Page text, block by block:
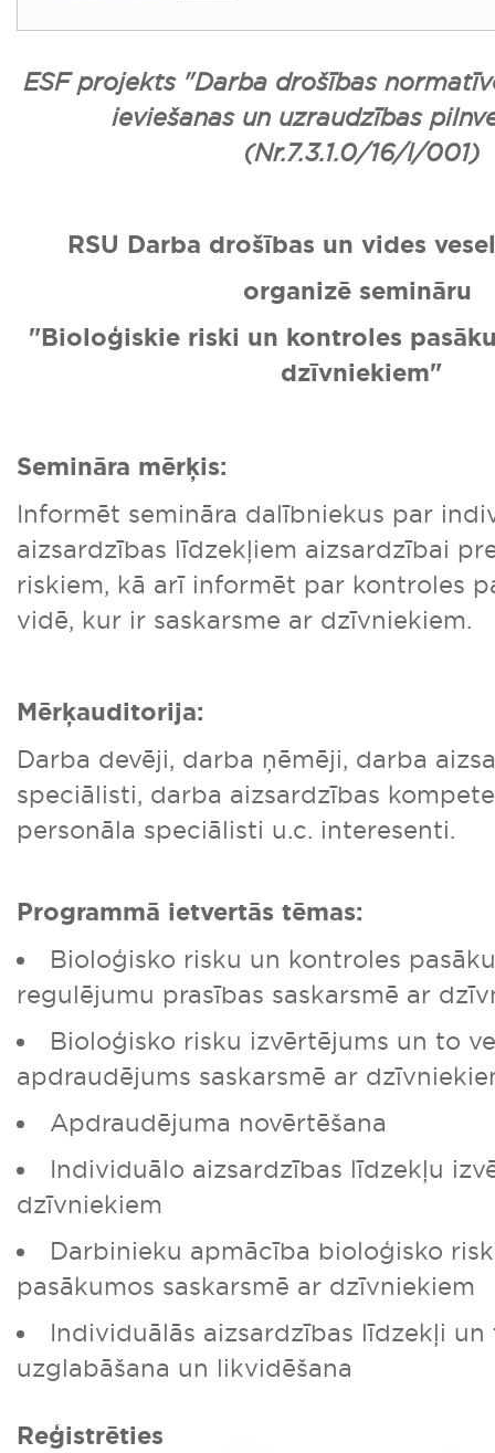
ESF projekts "Darba drošības
ieviešanas un uzraudzības
(Nr.7.3.1.0/16/I/001)
RSU Darba drošības un vides
organizē semināru
"Bioloģiskie riski un kontroles
dzīvniekiem"
Semināra mērķis:
Informēt semināra dalībniekus par
aizsardzības līdzekļiem aizsardzībai
riskiem, kā arī informēt par kontroles
vidē, kur ir saskarsme ar dzīvniekiem.
Mērķauditorija:
Darba devēji, darba ņēmēji, darba
speciālisti, darba aizsardzības
personāla speciālisti u.c. interesenti.
Programmā ietvertās tēmas:
Bioloģisko risku un kontroles
regulējumu prasības saskarsmē ar
Bioloģisko risku izvērtējums un to
apdraudējums saskarsmē ar
Apdraudējuma novērtēšana
Individuālo aizsardzības līdzekļu
dzīvniekiem
Darbinieku apmācība bioloģisko
pasākumos saskarsmē ar dzīvniekiem
Individuālās aizsardzības līdzekļi un
uzglabāšana un likvidēšana
Reģistrēties